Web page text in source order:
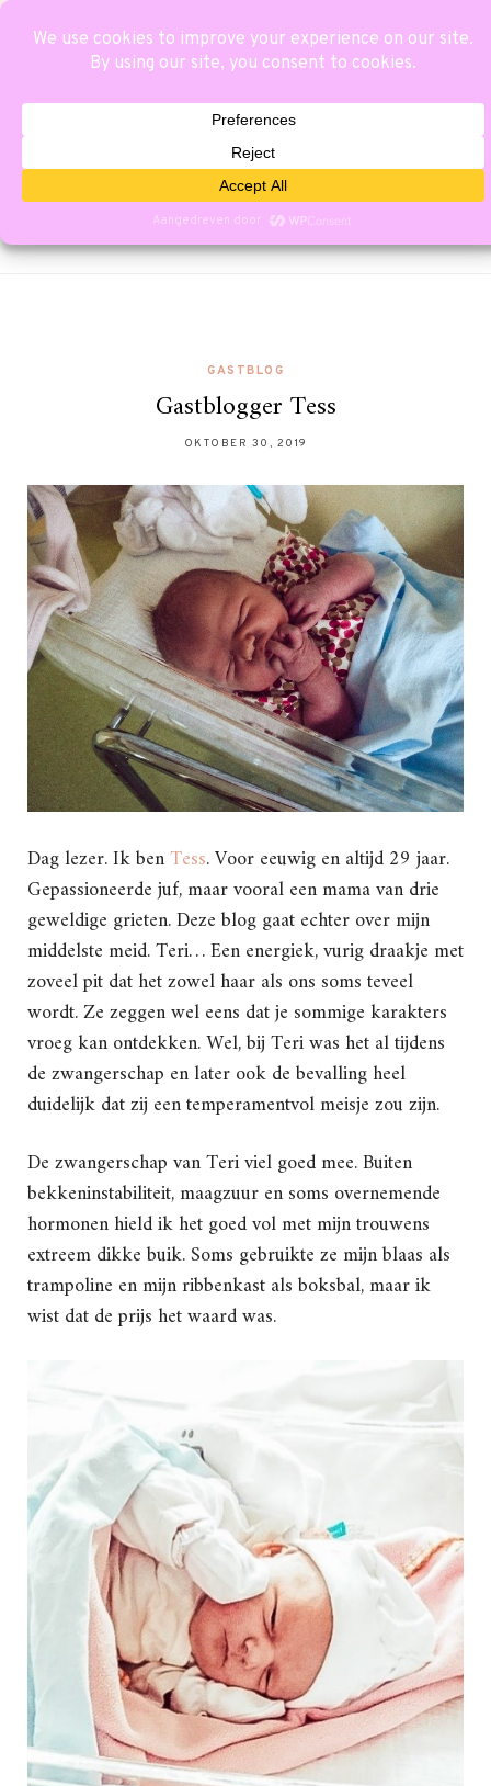
GASTBLOG
Gastblogger Tess
OKTOBER 30, 2019
Dag lezer. Ik benTess. Voor eeuwig en altijd 29 jaar.
Gepassioneerde juf, maar vooral een mama van drie
geweldige grieten. Deze blog gaat echter over mijn
middelste meid. Teri… Een energiek, vurig draakje met
zoveel pit dat het zowel haar als ons soms teveel
wordt. Ze zeggen wel eens dat je sommige karakters
vroeg kan ontdekken. Wel, bij Teri was het al tijdens
de zwangerschap en later ook de bevalling heel
duidelijk dat zij een temperamentvol meisje zou zijn.
De zwangerschap van Teri viel goed mee. Buiten
bekkeninstabiliteit, maagzuur en soms overnemende
hormonen hield ik het goed vol met mijn trouwens
extreem dikke buik. Soms gebruikte ze mijn blaas als
trampoline en mijn ribbenkast als boksbal, maar ik
wist dat de prijs het waard was.